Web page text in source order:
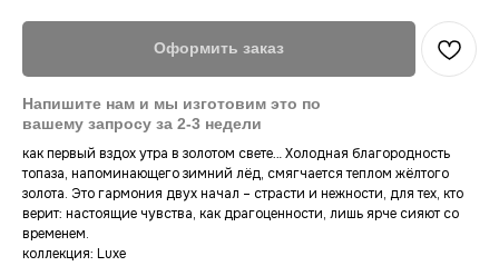
Оформить заказ
как первый вздох утра в золотом свете… Холодная благородность
топаза, напоминающего зимний лёд, смягчается теплом жёлтого
золота. Это гармония двух начал – страсти и нежности, для тех, кто
верит: настоящие чувства, как драгоценности, лишь ярче сияют со
временем.
коллекция: Luxe
Коллекция konfetki
Новинки Сертификат